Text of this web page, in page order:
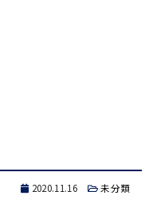
2020.11.16 未分類